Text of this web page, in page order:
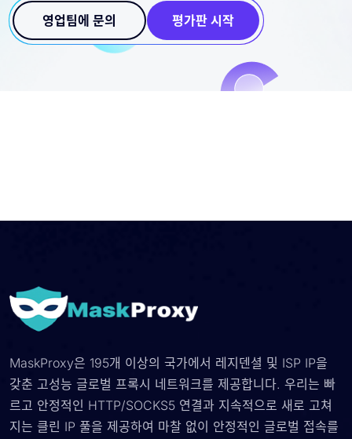
영업팀에 문의 평가판 시작
MaskProxy은 195개 이상의 국가에서 레지덴셜 및 ISP IP을
갖춘 고성능 글로벌 프록시 네트워크를 제공합니다. 우리는 빠
르고 안정적인 HTTP/SOCKS5 연결과 지속적으로 새로 고쳐
지는 클린 IP 풀을 제공하여 마찰 없이 안정적인 글로벌 접속를